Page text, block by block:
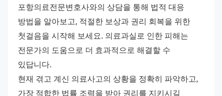
포항의료전문변호사와의 상담을 통해 법적 대응
방법을 알아보고, 적절한 보상과 권리 회복을 위한
첫걸음을 시작해 보세요. 의료과실로 인한 피해는
전문가의 도움으로 더 효과적으로 해결할 수
있답니다.
현재 겪고 계신 의료사고의 상황을 정확히 파악하고,
가장 적합한 법률 조력을 받아 권리를 지키시길